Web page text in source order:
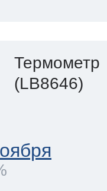
Термометр
(LB8646)